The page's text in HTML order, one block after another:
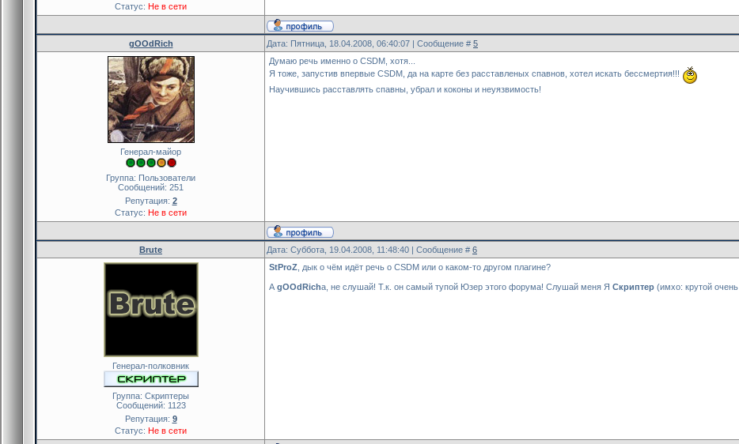
Статус: Не в сети
gOOdRich Дата: Пятница, 18.04.2008, 06:40:07 | Сообщение # 5
Генерал-майор
Группа: Пользователи
Сообщений: 251
Репутация: 2
Статус: Не в сети
Думаю речь именно о CSDM, хотя...
Я тоже, запустив впервые CSDM, да на карте без расставленых спавнов, хотел искать бессмертия!!!
Научившись расставлять спавны, убрал и коконы и неуязвимость!
Brute Дата: Суббота, 19.04.2008, 11:48:40 | Сообщение # 6
Генерал-полковник
Группа: Скриптеры
Сообщений: 1123
Репутация: 9
Статус: Не в сети
StProZ , дык о чём идёт речь о CSDM или о каком-то другом плагине?
А gOOdRichа, не слушай! Т.к. он самый тупой Юзер этого форума! Слушай меня Я Скриптер (имхо: крутой очень